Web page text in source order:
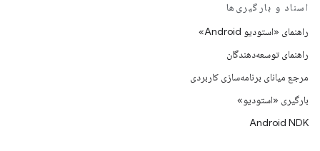
اسناد و بارگیری‌ها
راهنمای «استودیو Android»
راهنمای توسعه‌دهندگان
مرجع میانای برنامه‌سازی کاربردی
بارگیری «استودیو»
Android NDK